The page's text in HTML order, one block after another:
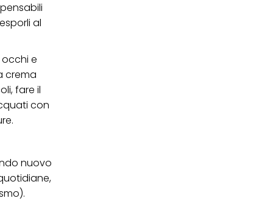
al
e
crema
fare il
con
nuovo